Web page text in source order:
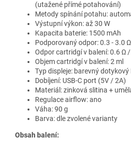
(utažené přímé potahování)
Metody spínání potahu:
Výstupní výkon: až 30 W
Kapacita baterie: 1500 mAh
Podporovaný odpor: 0.3 - 3.0 Ω
Odpor cartridgí v balení: 0.6 Ω
Objem cartridgí v balení: 2 ml
Typ displeje: barevný dotykový
Dobíjení: USB-C port (5V / 2A)
Materiál: zinková slitina +
Regulace airflow: ano
Váha: 90 g
Barva: dle zvolené varianty
Obsah balení: